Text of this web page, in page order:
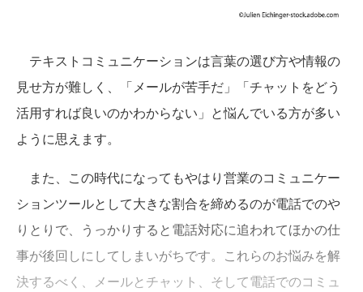
テキストコミュニケーションは言葉の選び方や情報の
見せ方が難しく、「メールが苦手だ」「チャットをどう
活用すれば良いのかわからない」と悩んでいる方が多い
ように思えます。
また、この時代になってもやはり営業のコミュニケー
ションツールとして大きな割合を締めるのが電話でのや
りとりで、うっかりすると電話対応に追われてほかの仕
事が後回しにしてしまいがちです。これらのお悩みを解
決するべく、メールとチャット、そして電話でのコミュ